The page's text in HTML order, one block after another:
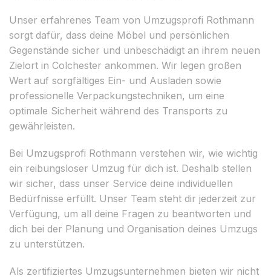
Unser erfahrenes Team von Umzugsprofi Rothmann
sorgt dafür, dass deine Möbel und persönlichen
Gegenstände sicher und unbeschädigt an ihrem neuen
Zielort in Colchester ankommen. Wir legen großen
Wert auf sorgfältiges Ein- und Ausladen sowie
professionelle Verpackungstechniken, um eine
optimale Sicherheit während des Transports zu
gewährleisten.
Bei Umzugsprofi Rothmann verstehen wir, wie wichtig
ein reibungsloser Umzug für dich ist. Deshalb stellen
wir sicher, dass unser Service deine individuellen
Bedürfnisse erfüllt. Unser Team steht dir jederzeit zur
Verfügung, um all deine Fragen zu beantworten und
dich bei der Planung und Organisation deines Umzugs
zu unterstützen.
Als zertifiziertes Umzugsunternehmen bieten wir nicht